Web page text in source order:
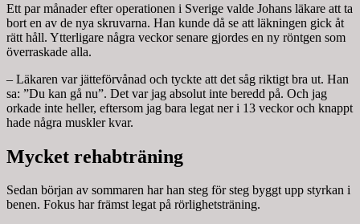
Ett par månader efter operationen i Sverige valde Johans läkare att ta
bort en av de nya skruvarna. Han kunde då se att läkningen gick åt
rätt håll. Ytterligare några veckor senare gjordes en ny röntgen som
överraskade alla.
– Läkaren var jätteförvånad och tyckte att det såg riktigt bra ut. Han
sa: ”Du kan gå nu”. Det var jag absolut inte beredd på. Och jag
orkade inte heller, eftersom jag bara legat ner i 13 veckor och knappt
hade några muskler kvar.
Mycket rehabträning
Sedan början av sommaren har han steg för steg byggt upp styrkan i
benen. Fokus har främst legat på rörlighetsträning.